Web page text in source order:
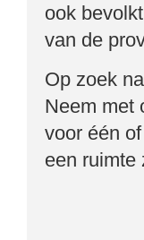
ook
van de
Op zoek
Neem met
voor één
een ruimte